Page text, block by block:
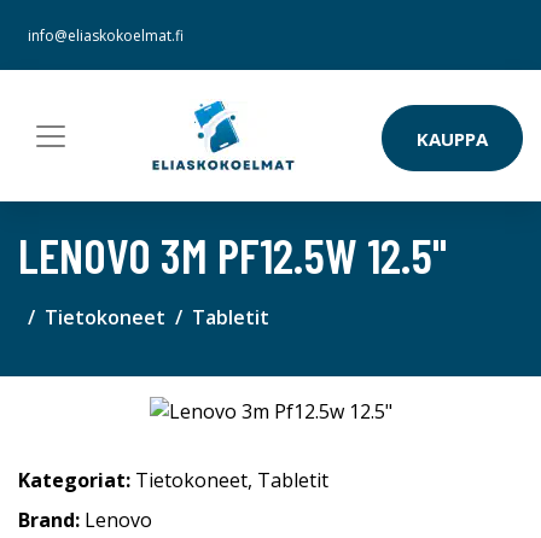
info@eliaskokoelmat.fi
KAUPPA
LENOVO 3M PF12.5W 12.5"
Tietokoneet Tabletit
Kategoriat: Tietokoneet, Tabletit
Brand: Lenovo